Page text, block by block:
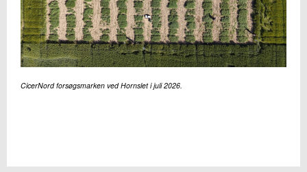
CicerNord forsøgsmarken ved Hornslet i juli 2026.